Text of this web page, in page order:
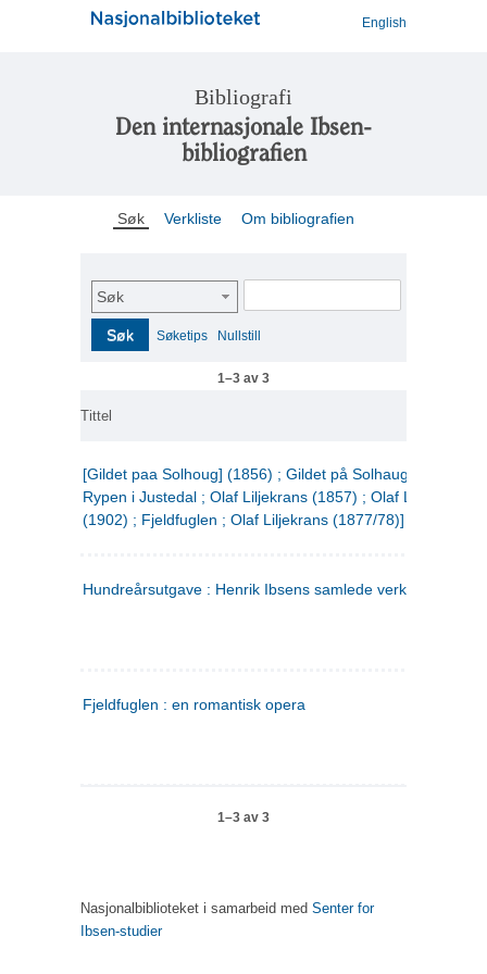
English
Bibliografi
Den internasjonale Ibsen-
bibliografien
Søk Verkliste Om bibliografien
Søk
Søk Søketips Nullstill
1–3 av 3
Tittel
[Gildet paa Solhoug] (1856) ; Gildet på Solhaug (1883) ;
Rypen i Justedal ; Olaf Liljekrans (1857) ; Olaf Liljekrans
(1902) ; Fjeldfuglen ; Olaf Liljekrans (1877/78)]
Hundreårsutgave : Henrik Ibsens samlede verker. 3
Fjeldfuglen : en romantisk opera
1–3 av 3
Nasjonalbiblioteket i samarbeid med Senter for
Ibsen-studier